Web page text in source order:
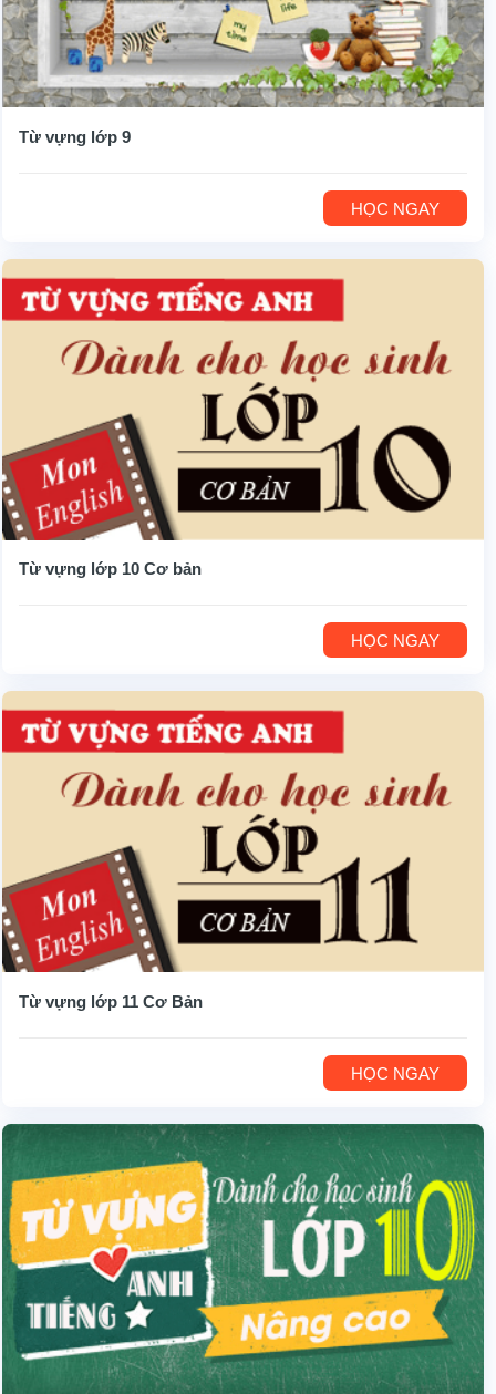
Từ vựng lớp 9
HỌC NGAY
Từ vựng lớp 10 Cơ bản
HỌC NGAY
Từ vựng lớp 11 Cơ Bản
HỌC NGAY